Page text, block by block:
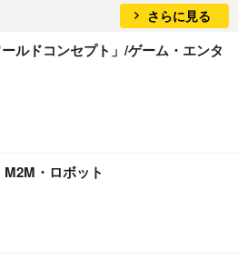
さらに見る
ルドコンセプト」/ゲーム・エンタ
・ロボット